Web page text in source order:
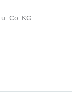
Co. KG